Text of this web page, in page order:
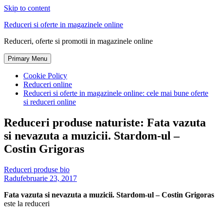
Skip to content
Reduceri si oferte in magazinele online
Reduceri, oferte si promotii in magazinele online
Primary Menu
Cookie Policy
Reduceri online
Reduceri si oferte in magazinele online: cele mai bune oferte
si reduceri online
Reduceri produse naturiste: Fata vazuta
si nevazuta a muzicii. Stardom-ul –
Costin Grigoras
Reduceri produse bio
Radufebruarie 23, 2017
Fata vazuta si nevazuta a muzicii. Stardom-ul – Costin Grigoras
este la reduceri